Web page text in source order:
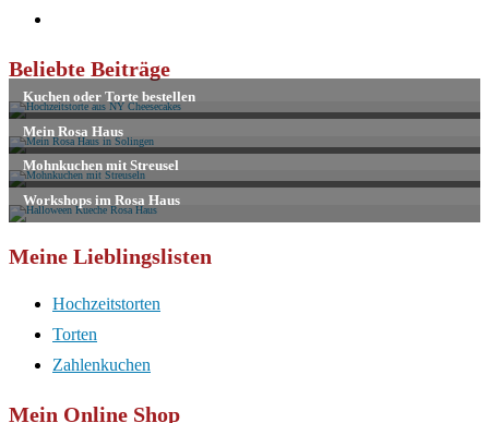
Seite
Beliebte Beiträge
Meine Lieblingslisten
Hochzeitstorten
Torten
Zahlenkuchen
Mein Online Shop